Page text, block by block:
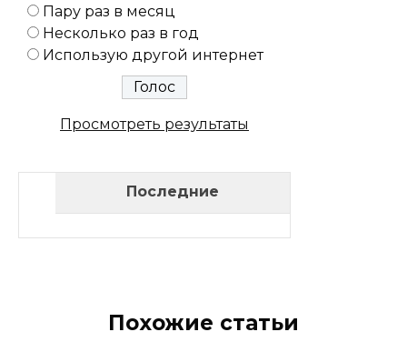
Пару раз в месяц
Несколько раз в год
Использую другой интернет
Просмотреть результаты
Последние
Похожие статьи